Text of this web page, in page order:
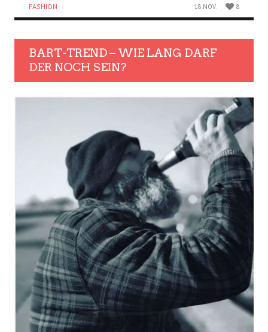
FASHION 18 NOV. 8
BART-TREND – WIE LANG DARF
DER NOCH SEIN?